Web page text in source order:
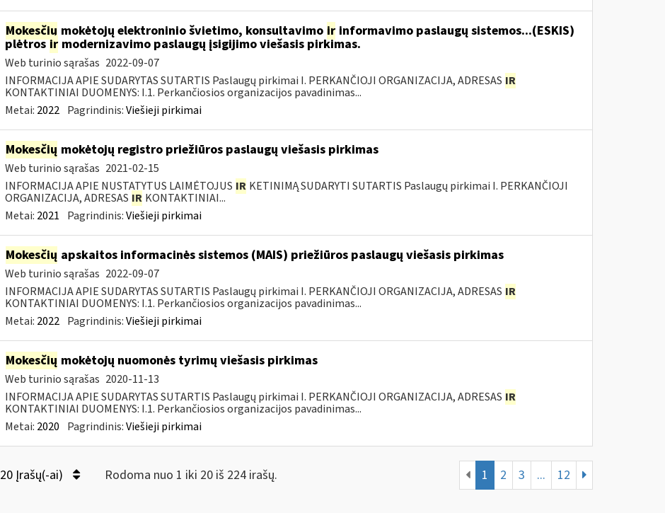
Mokesčiųmokėtojų elektroninio švietimo, konsultavimo irinformavimo paslaugų sistemos...(ESKIS)
plėtrosirmodernizavimo paslaugų įsigijimo viešasis pirkimas.
Web turinio sąrašas 2022-09-07
INFORMACIJA APIE SUDARYTAS SUTARTIS Paslaugų pirkimai I. PERKANČIOJI ORGANIZACIJA, ADRESAS IR
KONTAKTINIAI DUOMENYS: I.1. Perkančiosios organizacijos pavadinimas...
Metai: 2022 Pagrindinis:Viešieji pirkimai
Mokesčių mokėtojų registro priežiūros paslaugų viešasis pirkimas
Web turinio sąrašas 2021-02-15
INFORMACIJA APIE NUSTATYTUS LAIMĖTOJUS IR KETINIMĄ SUDARYTI SUTARTIS Paslaugų pirkimai I. PERKANČIOJI
ORGANIZACIJA, ADRESAS IR KONTAKTINIAI...
Metai: 2021 Pagrindinis:Viešieji pirkimai
Mokesčių apskaitos informacinės sistemos (MAIS) priežiūros paslaugų viešasis pirkimas
Web turinio sąrašas 2022-09-07
INFORMACIJA APIE SUDARYTAS SUTARTIS Paslaugų pirkimai I. PERKANČIOJI ORGANIZACIJA, ADRESAS IR
KONTAKTINIAI DUOMENYS: I.1. Perkančiosios organizacijos pavadinimas...
Metai: 2022 Pagrindinis:Viešieji pirkimai
Mokesčių mokėtojų nuomonės tyrimų viešasis pirkimas
Web turinio sąrašas 2020-11-13
INFORMACIJA APIE SUDARYTAS SUTARTIS Paslaugų pirkimai I. PERKANČIOJI ORGANIZACIJA, ADRESAS IR
KONTAKTINIAI DUOMENYS: I.1. Perkančiosios organizacijos pavadinimas...
Metai: 2020 Pagrindinis:Viešieji pirkimai
20 Įrašų(-ai) Rodoma nuo 1 iki 20 iš 224 irašų. 1 2 3 ... 12